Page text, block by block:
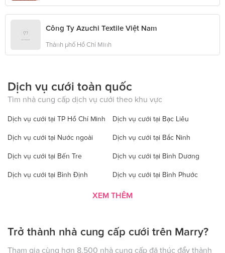
Công Ty Azuchi Textile Việt Nam
Thành phố Hồ Chí Minh
Dịch vụ cưới toàn quốc
Tìm nhà cung cấp dịch vụ cưới theo khu vực
Dịch vụ cưới tại TP Hồ Chí Minh Dịch vụ cưới tại Bạc Liêu
Dịch vụ cưới tại Nước ngoài Dịch vụ cưới tại Bắc Ninh
Dịch vụ cưới tại Bến Tre Dịch vụ cưới tại Bình Dương
Dịch vụ cưới tại Bình Định Dịch vụ cưới tại Bình Phước
Dịch vụ cưới tại Bình Thuận Dịch vụ cưới tại Cà Mau
Dịch vụ cưới tại Hà Nội Dịch vụ cưới tại Đăk Nông
Dịch vụ cưới tại Điện Biên Dịch vụ cưới tại Đồng Nai
XEM THÊM
Trở thành nhà cung cấp cưới trên Marry?
Tham gia cùng hơn 8.500 nhà cung cấp đã thúc đẩy thành